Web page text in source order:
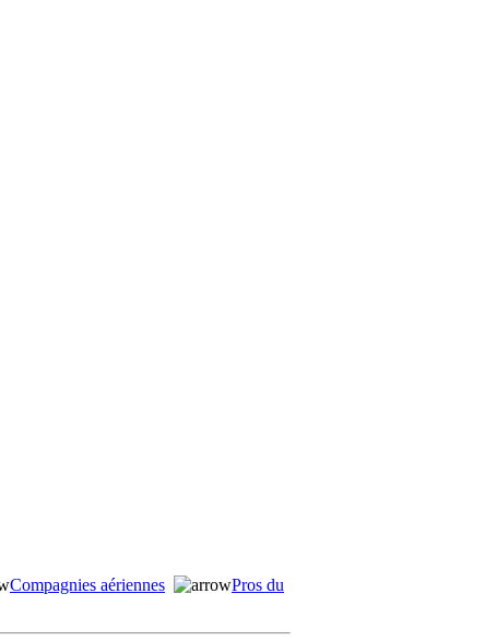
Compagnies aériennes
Pros du